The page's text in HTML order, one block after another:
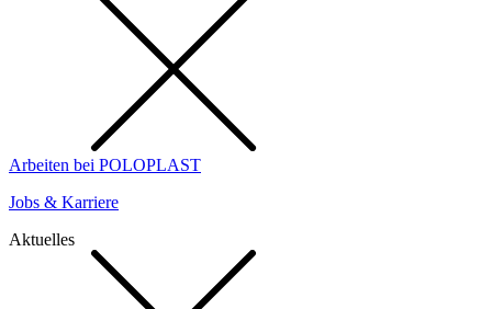
Arbeiten bei POLOPLAST
Jobs & Karriere
Aktuelles